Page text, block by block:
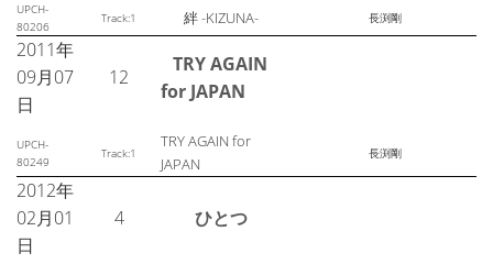
UPCH-
80206
Track:1 絆 -KIZUNA- 長渕剛
2011年
09月07
日
12
TRY AGAIN
for JAPAN
UPCH-
80249
Track:1
TRY AGAIN for
JAPAN
長渕剛
2012年
02月01
日
4 ひとつ